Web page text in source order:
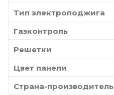
Тип электроподжига
Газконтроль
Решетки
Цвет панели
Страна-производитель